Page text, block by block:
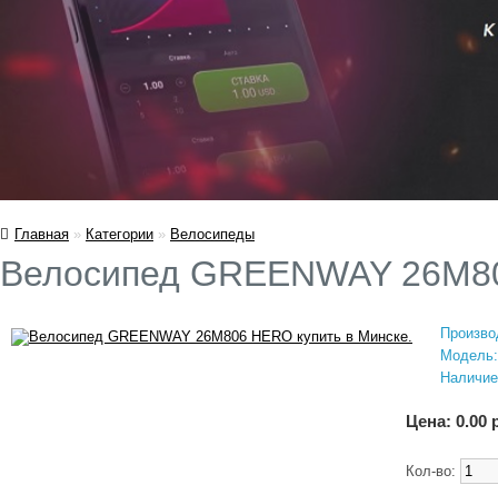
Главная » Категории » Велосипеды
Велосипед GREENWAY
Модель:
Цена: 0.00
Кол-во: